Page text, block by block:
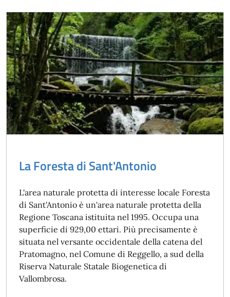
La Foresta di Sant'Antonio
L'area naturale protetta di interesse locale Foresta
di Sant'Antonio è un'area naturale protetta della
Regione Toscana istituita nel 1995. Occupa una
superficie di 929,00 ettari. Più precisamente è
situata nel versante occidentale della catena del
Pratomagno, nel Comune di Reggello, a sud della
Riserva Naturale Statale Biogenetica di
Vallombrosa.